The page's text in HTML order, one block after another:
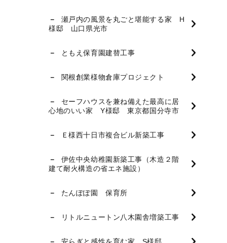
瀬戸内の風景を丸ごと堪能する家 H
様邸 山口県光市
ともえ保育園建替工事
関根創業様物倉庫プロジェクト
セーフハウスを兼ね備えた最高に居
心地のいい家 Y様邸 東京都国分寺市
Ｅ様西十日市複合ビル新築工事
伊佐中央幼稚園新築工事（木造２階
建て耐火構造の省エネ施設）
たんぽぽ園 保育所
リトルニュートン八木園舎増築工事